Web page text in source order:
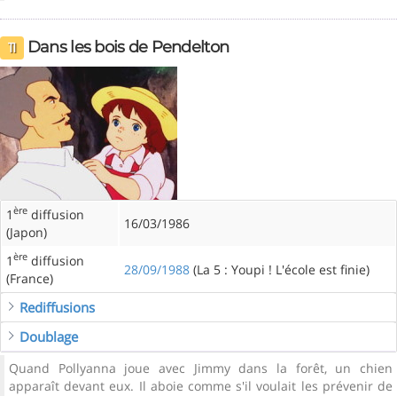
11 Dans les bois de Pendelton
1 ère diffusion
(Japon)
16/03/1986
1 ère diffusion
(France)
28/09/1988 (La 5 : Youpi ! L'école est finie)
Rediffusions
Doublage
Quand Pollyanna joue avec Jimmy dans la forêt, un chien
apparaît devant eux. Il aboie comme s'il voulait les prévenir de